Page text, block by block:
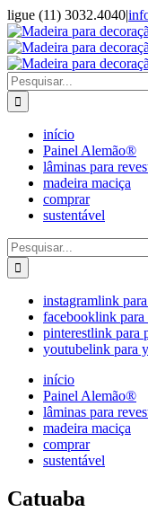
Ir
para
o
conteúdo
ligue (11) 3032.4040|
WhatsApp
Instagram
Facebook
Pinterest
LinkedIn
Buscar
resultados
para:
início
Painel Alemão®
lâminas para
madeira maciça
comprar
sustentável
Buscar
resultados
para:
instagramlink
facebooklink para
pinterestlink para
youtubelink para
início
Painel Alemão®
lâminas para
madeira maciça
comprar
sustentável
Catuaba